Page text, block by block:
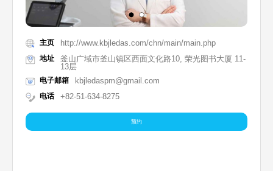
主页 http://www.kbjledas.com/chn/main/main.php
地址
釜山广域市釜山镇区西面文化路10, 荣光图书大厦 11-
13层
电子邮箱 kbjledaspm@gmail.com
电话 +82-51-634-8275
预约